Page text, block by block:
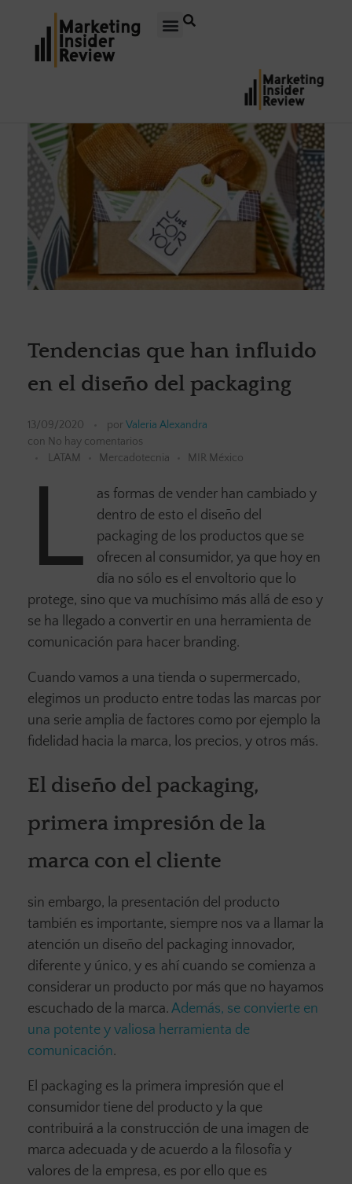
Tendencias que han influido
en el diseño del packaging
13/09/2020 por Valeria Alexandra
con No hay comentarios
LATAM
Mercadotecnia MIR México
L
as formas de vender han cambiado y
dentro de esto el diseño del
packaging de los productos que se
ofrecen al consumidor, ya que hoy en
día no sólo es el envoltorio que lo
protege, sino que va muchísimo más allá de eso y
se ha llegado a convertir en una herramienta de
comunicación para hacer branding.
Cuando vamos a una tienda o supermercado,
elegimos un producto entre todas las marcas por
una serie amplia de factores como por ejemplo la
fidelidad hacia la marca, los precios, y otros más.
El diseño del packaging,
primera impresión de la
marca con el cliente
sin embargo, la presentación del producto
también es importante, siempre nos va a llamar la
atención un diseño del packaging innovador,
diferente y único, y es ahí cuando se comienza a
considerar un producto por más que no hayamos
escuchado de la marca. Además, se convierte en
una potente y valiosa herramienta de
comunicación.
El packaging es la primera impresión que el
consumidor tiene del producto y la que
contribuirá a la construcción de una imagen de
marca adecuada y de acuerdo a la filosofía y
valores de la empresa, es por ello que es